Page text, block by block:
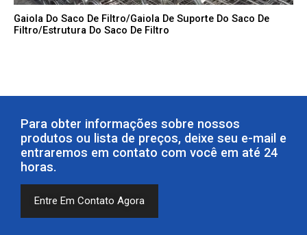
Gaiola Do Saco De Filtro/gaiola De Suporte Do Saco De
Filtro/estrutura Do Saco De Filtro
Para obter informações sobre nossos
produtos ou lista de preços, deixe seu e-mail e
entraremos em contato com você em até 24
horas.
Entre Em Contato Agora